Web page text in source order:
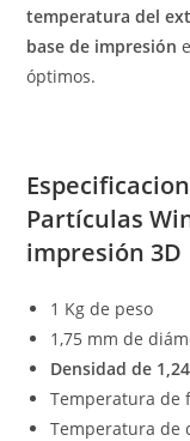
temperatura del
base de impresión
óptimos.
Partículas
impresión 3D
1 Kg de peso
1,75 mm de
Densidad de
Temperatura de
Temperatura de